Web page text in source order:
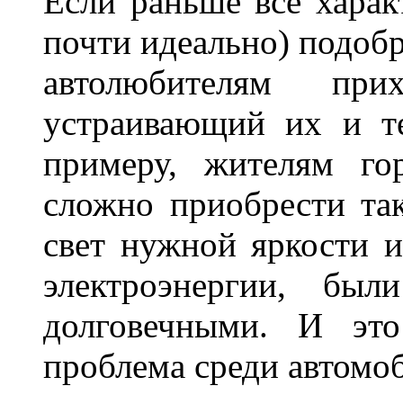
почти идеально)
автолюбителям
устраивающий их и
примеру, жителям
сложно приобрести
свет нужной яркости
электроэнергии,
долговечными. И
проблема среди